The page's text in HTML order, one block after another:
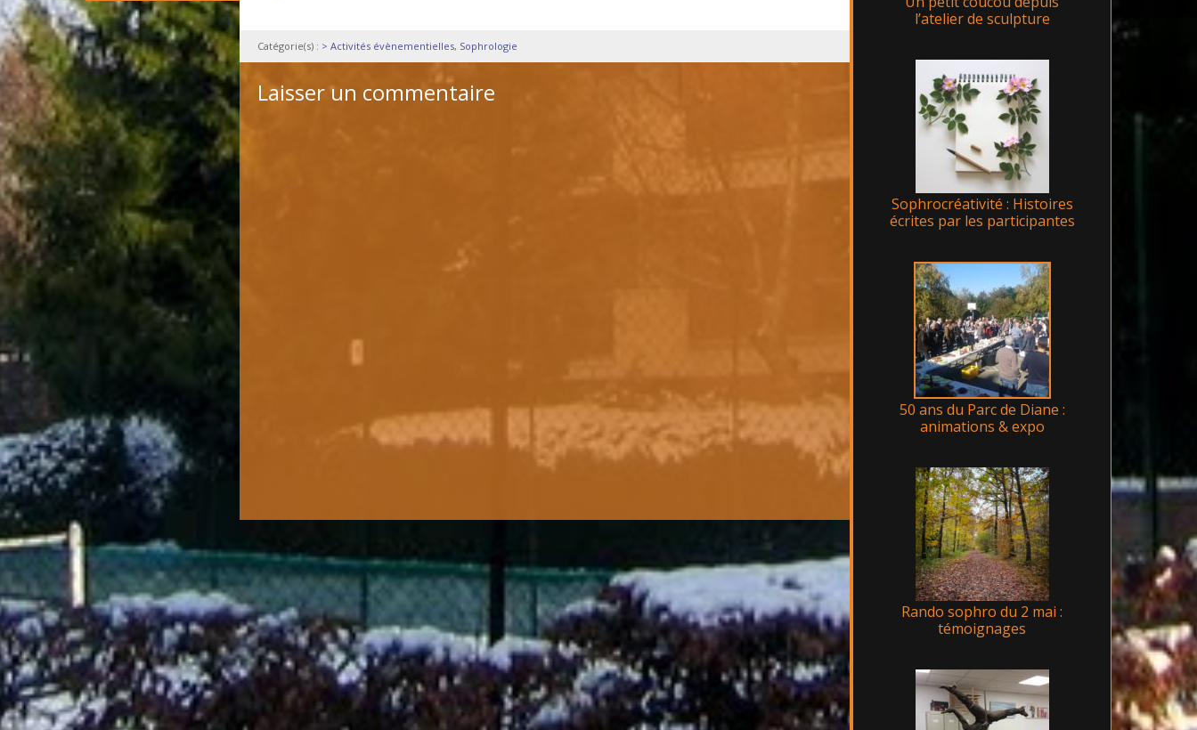
Catégorie(s) : > Activités évènementielles, Sophrologie
Laisser un commentaire
l’atelier de sculpture
Sophrocréativité : Histoires
écrites par les participantes
50 ans du Parc de Diane :
animations & expo
Rando sophro du 2 mai :
témoignages